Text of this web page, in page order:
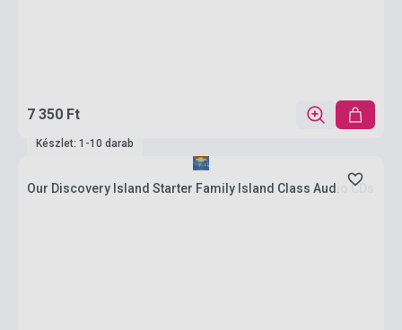
7 350 Ft
Készlet: 1-10 darab
Our Discovery Island Starter Family Island Class Audio CDs